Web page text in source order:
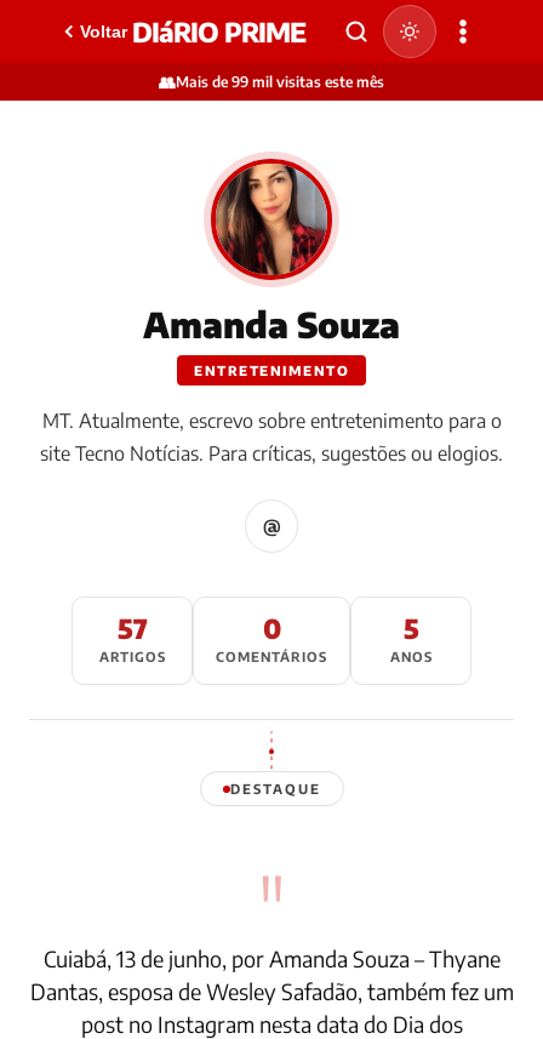
Voltar DIáRIO PRIME
👥Mais de 99 mil visitas este mês
Amanda Souza
ENTRETENIMENTO
MT. Atualmente, escrevo sobre entretenimento para o
site Tecno Notícias. Para críticas, sugestões ou elogios.
@
57
ARTIGOS
0
COMENTÁRIOS
5
ANOS
DESTAQUE
"
Cuiabá, 13 de junho, por Amanda Souza – Thyane
Dantas, esposa de Wesley Safadão, também fez um
post no Instagram nesta data do Dia dos